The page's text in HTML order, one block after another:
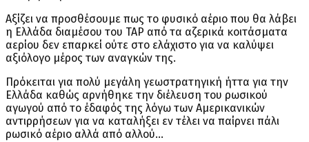
Αξίζει να προσθέσουμε πως το φυσικό αέριο που θα λάβει
η Ελλάδα διαμέσου του TAP από τα αζερικά κοιτάσματα
αερίου δεν επαρκεί ούτε στο ελάχιστο για να καλύψει
αξιόλογο μέρος των αναγκών της.
Πρόκειται για πολύ μεγάλη γεωστρατηγική ήττα για την
Ελλάδα καθώς αρνήθηκε την διέλευση του ρωσικού
αγωγού από το έδαφός της λόγω των Αμερικανικών
αντιρρήσεων για να καταλήξει εν τέλει να παίρνει πάλι
ρωσικό αέριο αλλά από αλλού…